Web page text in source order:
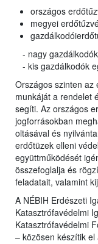
országos
megyei
- nagy
- kis gazdálkodók
Országos szinten az
munkáját a rendelet
segíti. Az országos
jogforrásokban
oltásával és
erdőtüzek elleni
együttműködését
összefoglalja és
feladatait, valamint
A NÉBIH Erdészeti
Katasztrófavédelmi
Katasztrófavédelmi
– közösen készítik